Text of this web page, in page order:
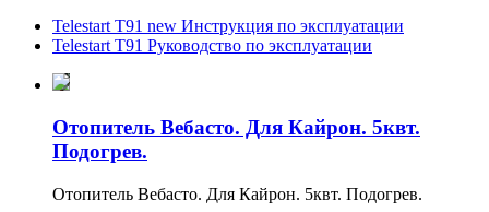
Telestart T91 new Инструкция по эксплуатации
Telestart T91 Руководство по эксплуатации
Отопитель Вебасто. Для Кайрон. 5квт.
Подогрев.
Отопитель Вебасто. Для Кайрон. 5квт. Подогрев.